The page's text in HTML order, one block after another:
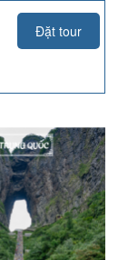
Đặt tour